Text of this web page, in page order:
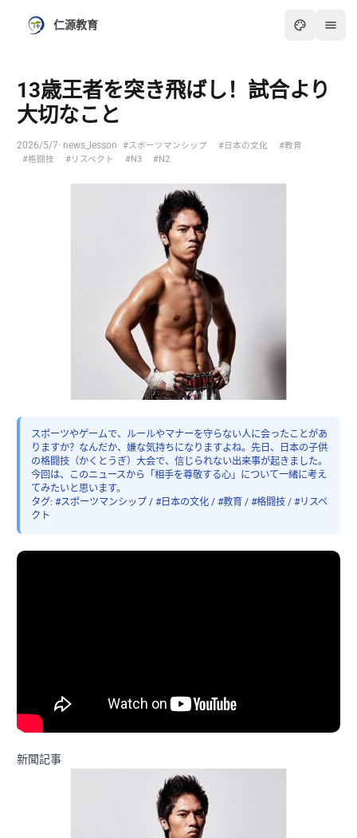
仁源教育
13歳王者を突き飛ばし！試合より
大切なこと
2026/5/7· news_lesson #スポーツマンシップ #日本の文化
#教育
#格闘技
#リスペクト #N3 #N2
スポーツやゲームで、ルールやマナーを守らない人に会ったことがあ
りますか？なんだか、嫌な気持ちになりますよね。先日、日本の子供
の格闘技（かくとうぎ）大会で、信じられない出来事が起きました。
今回は、このニュースから「相手を尊敬する心」について一緒に考え
てみたいと思います。
タグ: #スポーツマンシップ / #日本の文化 / #教育 / #格闘技 / #リスペ
クト
新聞記事